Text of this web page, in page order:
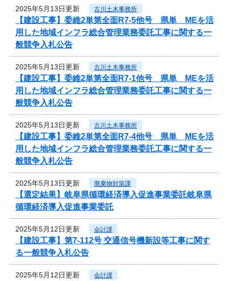
2025年5月13日更新 古川土木事務所
【建設工事】委維2単第全面R7-5他号 県単 MEを活
用した地域インフラ総合管理業務委託工事に関する一
般競争入札公告
2025年5月13日更新 古川土木事務所
【建設工事】委維2単第全面R7-1他号 県単 MEを活
用した地域インフラ総合管理業務委託工事に関する一
般競争入札公告
2025年5月13日更新 古川土木事務所
【建設工事】委維2単第全面R7-4他号 県単 MEを活
用した地域インフラ総合管理業務委託工事に関する一
般競争入札公告
2025年5月13日更新 廃棄物対策課
【選定結果】岐阜県循環経済導入促進事業委託岐阜県
循環経済導入促進事業委託
2025年5月12日更新 会計課
【建設工事】第7-112号 交通信号機新設等工事に関す
る一般競争入札公告
2025年5月12日更新 会計課